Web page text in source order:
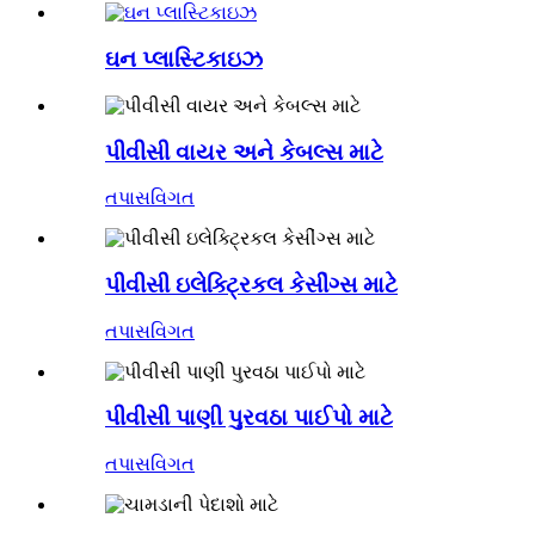
ઘન પ્લાસ્ટિકાઇઝ
પીવીસી વાયર અને કેબલ્સ માટે
તપાસવિગત
પીવીસી ઇલેક્ટ્રિકલ કેસીંગ્સ માટે
તપાસવિગત
પીવીસી પાણી પુરવઠા પાઈપો માટે
તપાસવિગત